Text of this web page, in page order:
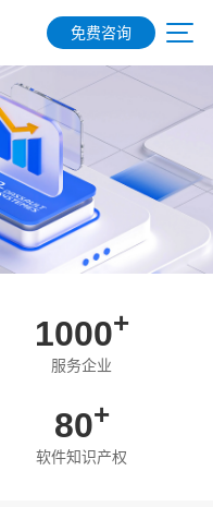
免费咨询
1000+
服务企业
80+
软件知识产权